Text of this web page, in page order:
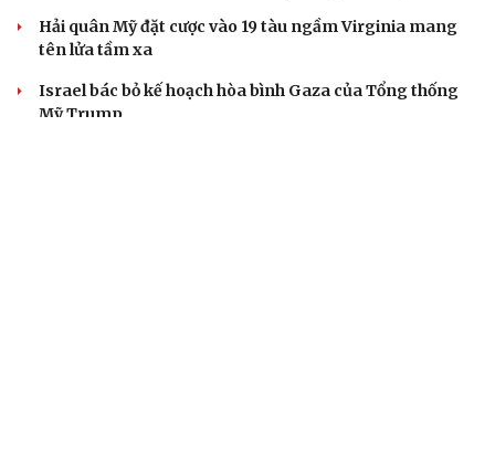
Hải quân Mỹ đặt cược vào 19 tàu ngầm Virginia mang
tên lửa tầm xa
Israel bác bỏ kế hoạch hòa bình Gaza của Tổng thống
Mỹ Trump